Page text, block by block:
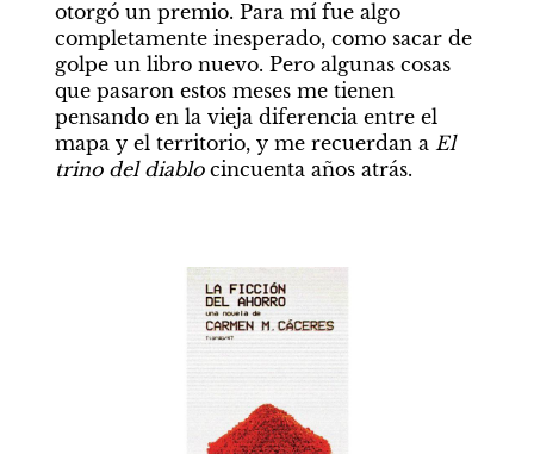
otorgó un premio. Para mí fue algo
completamente inesperado, como sacar de
golpe un libro nuevo. Pero algunas cosas
que pasaron estos meses me tienen
pensando en la vieja diferencia entre el
mapa y el territorio, y me recuerdan a El
trino del diablo cincuenta años atrás.